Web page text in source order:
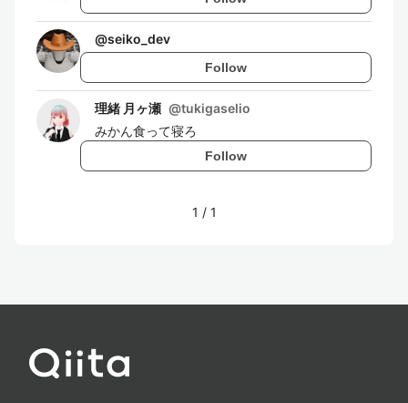
@seiko_dev
Follow
理緒 月ヶ瀬 @tukigaselio
みかん食って寝ろ
Follow
1 / 1